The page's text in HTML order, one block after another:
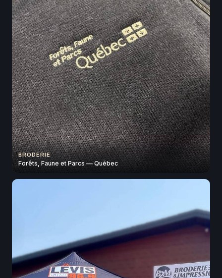
BRODERIE
Forêts, Faune et Parcs — Québec